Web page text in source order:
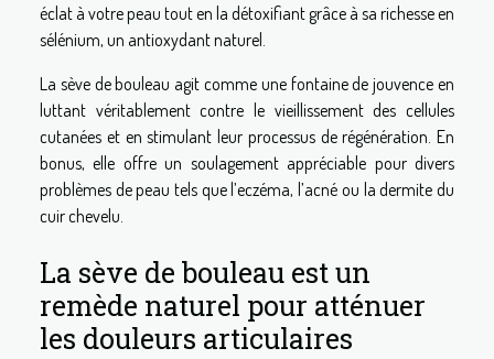
éclat à votre peau tout en la détoxifiant grâce à sa richesse en
sélénium, un antioxydant naturel.
La sève de bouleau agit comme une fontaine de jouvence en
luttant véritablement contre le vieillissement des cellules
cutanées et en stimulant leur processus de régénération. En
bonus, elle offre un soulagement appréciable pour divers
problèmes de peau tels que l’eczéma, l’acné ou la dermite du
cuir chevelu.
La sève de bouleau est un
remède naturel pour atténuer
les douleurs articulaires